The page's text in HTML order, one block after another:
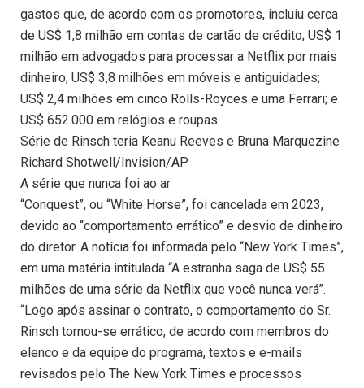
gastos que, de acordo com os promotores, incluiu cerca
de US$ 1,8 milhão em contas de cartão de crédito; US$ 1
milhão em advogados para processar a Netflix por mais
dinheiro; US$ 3,8 milhões em móveis e antiguidades;
US$ 2,4 milhões em cinco Rolls-Royces e uma Ferrari; e
US$ 652.000 em relógios e roupas.
Série de Rinsch teria Keanu Reeves e Bruna Marquezine
Richard Shotwell/Invision/AP
A série que nunca foi ao ar
“Conquest”, ou “White Horse”, foi cancelada em 2023,
devido ao “comportamento errático” e desvio de dinheiro
do diretor. A notícia foi informada pelo “New York Times”,
em uma matéria intitulada “A estranha saga de US$ 55
milhões de uma série da Netflix que você nunca verá”.
“Logo após assinar o contrato, o comportamento do Sr.
Rinsch tornou-se errático, de acordo com membros do
elenco e da equipe do programa, textos e e-mails
revisados ​​pelo The New York Times e processos